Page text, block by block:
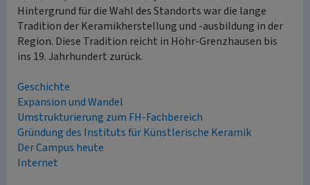
Hintergrund für die Wahl des Standorts war die lange
Tradition der Keramikherstellung und -ausbildung in der
Region. Diese Tradition reicht in Höhr-Grenzhausen bis
ins 19. Jahrhundert zurück.
Geschichte
Expansion und Wandel
Umstrukturierung zum FH-Fachbereich
Gründung des Instituts für Künstlerische Keramik
Der Campus heute
Internet